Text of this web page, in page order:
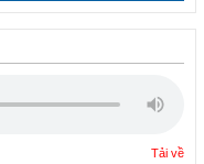
Tải về